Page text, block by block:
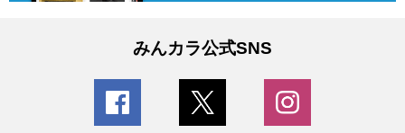
みんカラ公式SNS